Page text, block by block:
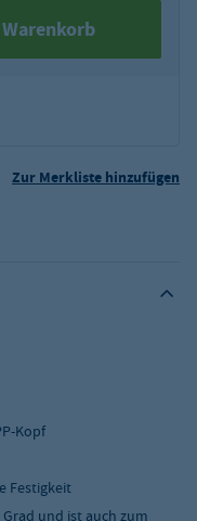
Zur Merkliste hinzufügen
Kopf
Festigkeit
und ist auch zum